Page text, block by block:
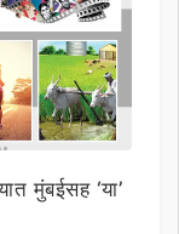
मुंबईसह ‘या’